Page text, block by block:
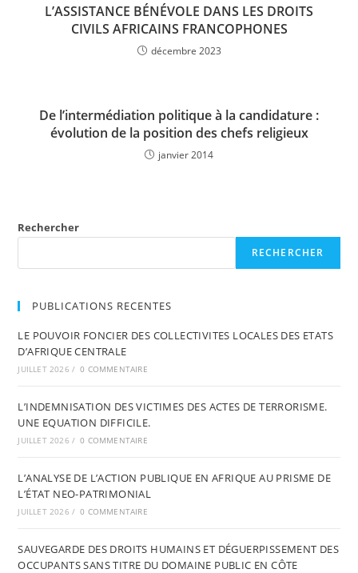
L’ASSISTANCE BÉNÉVOLE DANS LES DROITS
CIVILS AFRICAINS FRANCOPHONES
décembre 2023
De l’intermédiation politique à la candidature :
évolution de la position des chefs religieux
janvier 2014
Rechercher
RECHERCHER
PUBLICATIONS RECENTES
LE POUVOIR FONCIER DES COLLECTIVITES LOCALES DES ETATS
D’AFRIQUE CENTRALE
JUILLET 2026 / 0 COMMENTAIRE
L’INDEMNISATION DES VICTIMES DES ACTES DE TERRORISME.
UNE EQUATION DIFFICILE.
JUILLET 2026 / 0 COMMENTAIRE
L’ANALYSE DE L’ACTION PUBLIQUE EN AFRIQUE AU PRISME DE
L’ÉTAT NEO-PATRIMONIAL
JUILLET 2026 / 0 COMMENTAIRE
SAUVEGARDE DES DROITS HUMAINS ET DÉGUERPISSEMENT DES
OCCUPANTS SANS TITRE DU DOMAINE PUBLIC EN CÔTE